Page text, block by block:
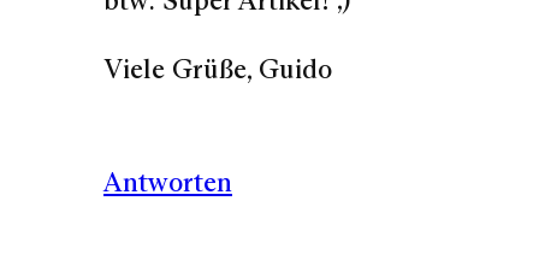
Viele Grüße, Guido
Antworten